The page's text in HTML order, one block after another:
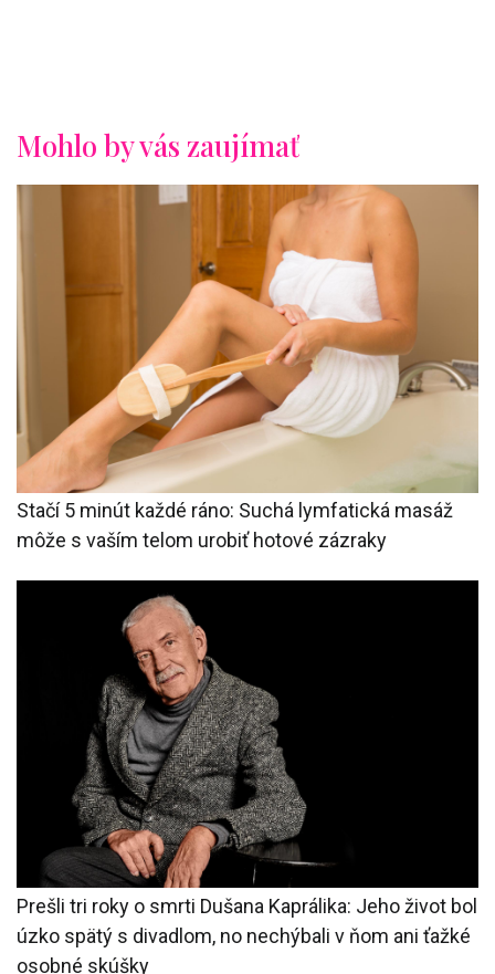
Mohlo by vás zaujímať
Stačí 5 minút každé ráno: Suchá lymfatická masáž
môže s vaším telom urobiť hotové zázraky
Prešli tri roky o smrti Dušana Kaprálika: Jeho život bol
úzko spätý s divadlom, no nechýbali v ňom ani ťažké
osobné skúšky